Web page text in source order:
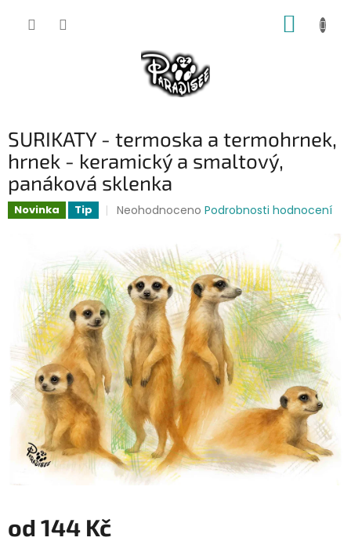
SURIKATY - termoska a termohrnek,
hrnek - keramický a smaltový,
panáková sklenka
Novinka Tip
Průměrné
je
0,0
z
5
hvězdiček.
Neohodnoceno Podrobnosti hodnocení
od 144 Kč